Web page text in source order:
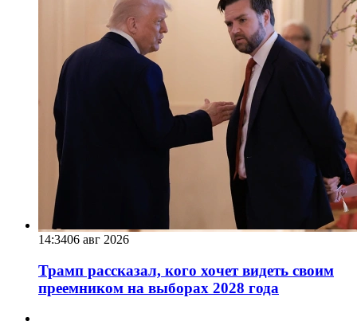
14:3406 авг 2026
Трамп рассказал, кого хочет видеть своим
преемником на выборах 2028 года